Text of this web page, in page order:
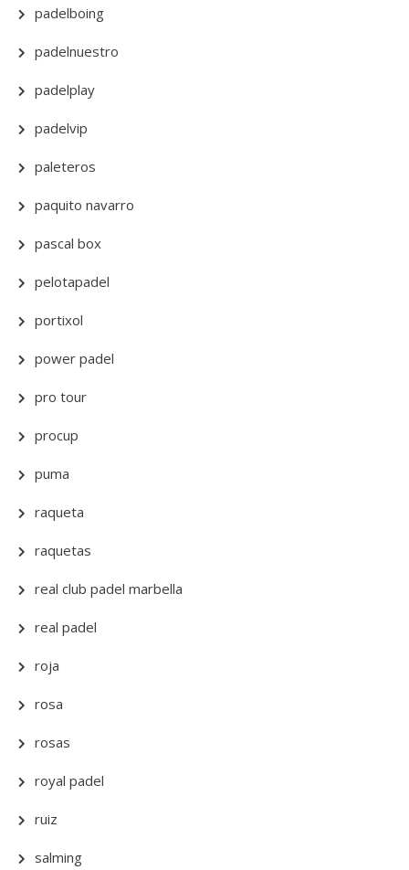
padelboing
padelnuestro
padelplay
padelvip
paleteros
paquito navarro
pascal box
pelotapadel
portixol
power padel
pro tour
procup
puma
raqueta
raquetas
real club padel marbella
real padel
roja
rosa
rosas
royal padel
ruiz
salming